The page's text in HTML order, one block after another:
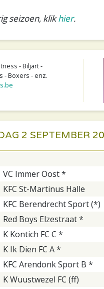
seizoen, klikhier.
- Biljart -
- Boxers - enz.
2 SEPTEMBER
VC Immer Oost *
KFC St-Martinus Halle
KFC Berendrecht Sport (*)
Red Boys Elzestraat *
K Kontich FC C *
K Ik Dien FC A *
KFC Arendonk Sport B *
K Wuustwezel FC (ff)